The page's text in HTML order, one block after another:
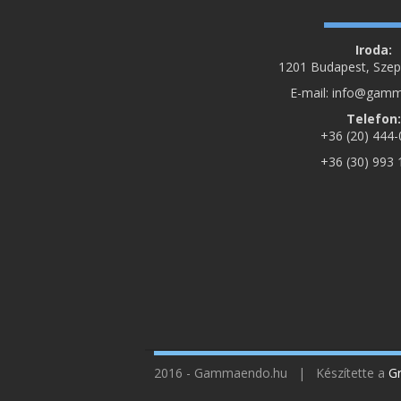
Iroda:
1201 Budapest,
E-mail:
Telefon:
+36 (20)
+36 (30) 993
2016 - Gammaendo.hu | Készítette a